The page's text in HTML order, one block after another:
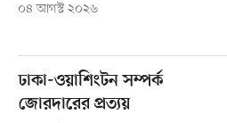
০৪ আগস্ট ২০২৬
ঢাকা-ওয়াশিংটন সম্পর্ক
জোরদারের প্রত্যয়